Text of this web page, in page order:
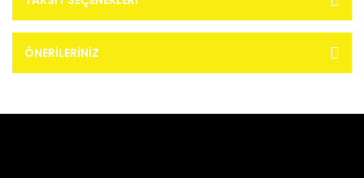
ÖNERILERINIZ